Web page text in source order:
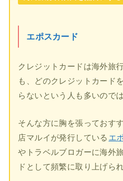
エポスカード
クレジットカードは海外旅
も、どのクレジットカード
らないという人も多いので
そんな方に胸を張っておす
店マルイが発行している エ
やトラベルブロガーに海外
ドとして頻繁に取り上げら